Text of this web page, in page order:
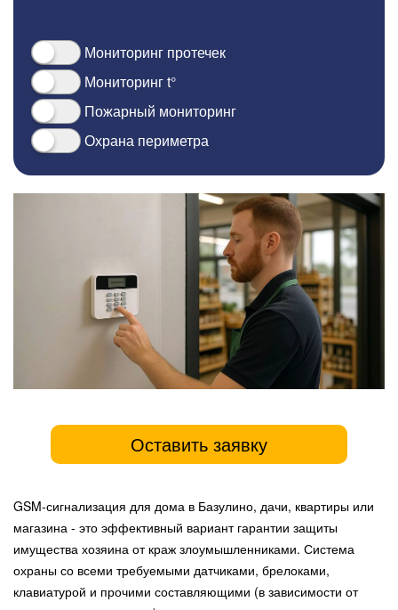
Мониторинг протечек
Мониторинг t°
Пожарный мониторинг
Охрана периметра
Оставить заявку
GSM-сигнализация для дома в Базулино, дачи, квартиры или
магазина - это эффективный вариант гарантии защиты
имущества хозяина от краж злоумышленниками. Система
охраны со всеми требуемыми датчиками, брелоками,
клавиатурой и прочими составляющими (в зависимости от